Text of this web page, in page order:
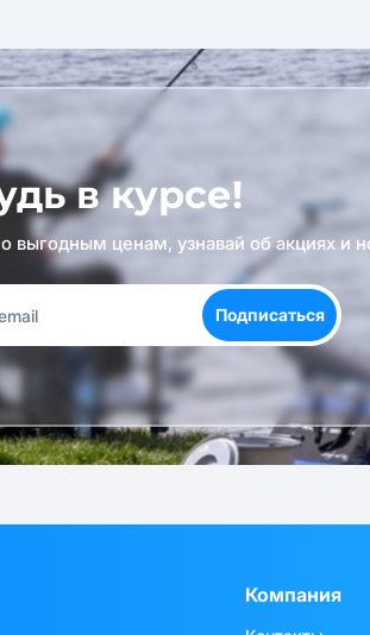
в курсе!
выгодным ценам, узнавай об акциях и
Подписаться
Компания